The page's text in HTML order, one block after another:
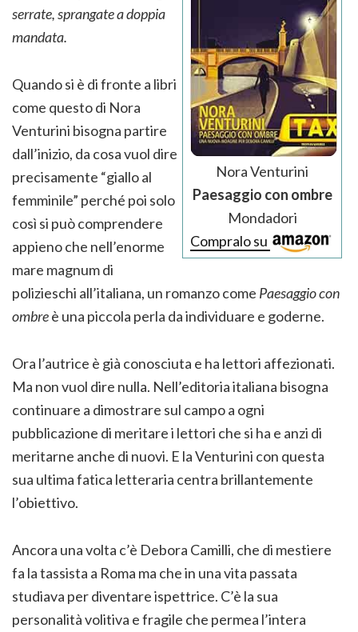
Nora Venturini
Paesaggio con ombre
Mondadori
Compralo su
serrate, sprangate a doppia
mandata.
Quando si è di fronte a libri
come questo di Nora
Venturini bisogna partire
dall’inizio, da cosa vuol dire
precisamente “giallo al
femminile” perché poi solo
così si può comprendere
appieno che nell’enorme
mare magnum di
polizieschi all’italiana, un romanzo come Paesaggio con
ombreè una piccola perla da individuare e goderne.
Ora l’autrice è già conosciuta e ha lettori affezionati.
Ma non vuol dire nulla. Nell’editoria italiana bisogna
continuare a dimostrare sul campo a ogni
pubblicazione di meritare i lettori che si ha e anzi di
meritarne anche di nuovi. E la Venturini con questa
sua ultima fatica letteraria centra brillantemente
l’obiettivo.
Ancora una volta c’è Debora Camilli, che di mestiere
fa la tassista a Roma ma che in una vita passata
studiava per diventare ispettrice. C’è la sua
personalità volitiva e fragile che permea l’intera